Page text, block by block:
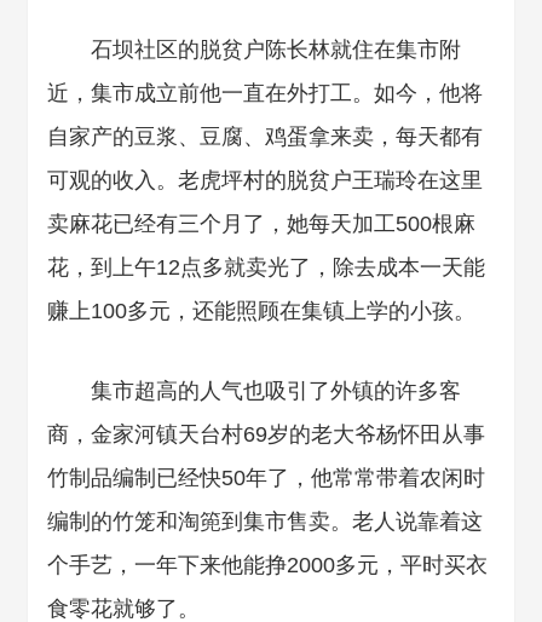
石坝社区的脱贫户陈长林就住在集市附
近，集市成立前他一直在外打工。如今，他将
自家产的豆浆、豆腐、鸡蛋拿来卖，每天都有
可观的收入。老虎坪村的脱贫户王瑞玲在这里
卖麻花已经有三个月了，她每天加工500根麻
花，到上午12点多就卖光了，除去成本一天能
赚上100多元，还能照顾在集镇上学的小孩。
集市超高的人气也吸引了外镇的许多客
商，金家河镇天台村69岁的老大爷杨怀田从事
竹制品编制已经快50年了，他常常带着农闲时
编制的竹笼和淘篼到集市售卖。老人说靠着这
个手艺，一年下来他能挣2000多元，平时买衣
食零花就够了。